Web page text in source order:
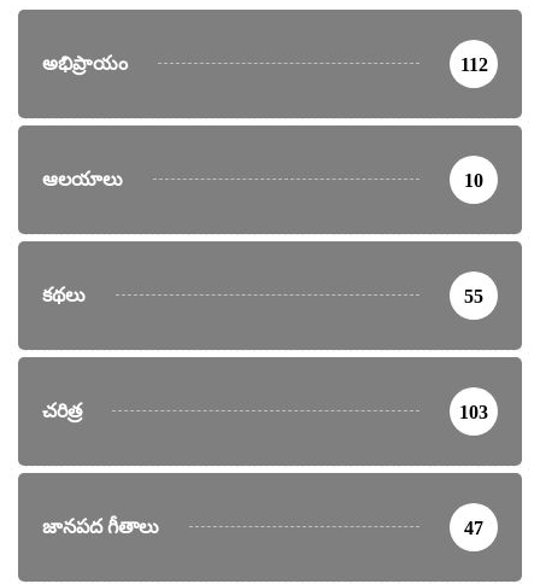
అభిప్రాయం 112
ఆలయాలు 10
కథలు 55
చరిత్ర 103
జానపద గీతాలు 47